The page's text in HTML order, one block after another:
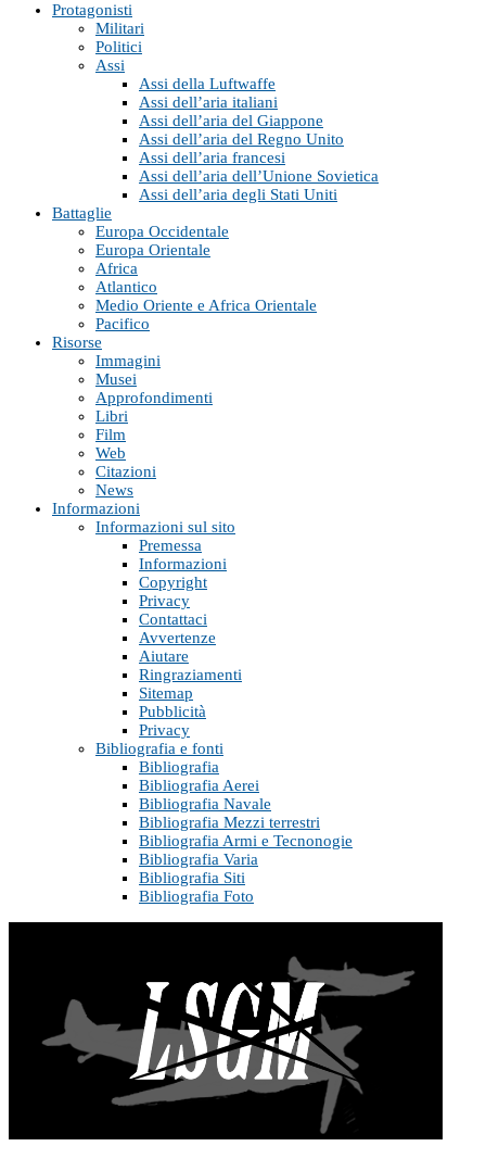
Protagonisti
Militari
Politici
Assi
Assi della Luftwaffe
Assi dell’aria italiani
Assi dell’aria del Giappone
Assi dell’aria del Regno Unito
Assi dell’aria francesi
Assi dell’aria dell’Unione Sovietica
Assi dell’aria degli Stati Uniti
Battaglie
Europa Occidentale
Europa Orientale
Africa
Atlantico
Medio Oriente e Africa Orientale
Pacifico
Risorse
Immagini
Musei
Approfondimenti
Libri
Film
Web
Citazioni
News
Informazioni
Informazioni sul sito
Premessa
Informazioni
Copyright
Privacy
Contattaci
Avvertenze
Aiutare
Ringraziamenti
Sitemap
Pubblicità
Privacy
Bibliografia e fonti
Bibliografia
Bibliografia Aerei
Bibliografia Navale
Bibliografia Mezzi terrestri
Bibliografia Armi e Tecnonogie
Bibliografia Varia
Bibliografia Siti
Bibliografia Foto